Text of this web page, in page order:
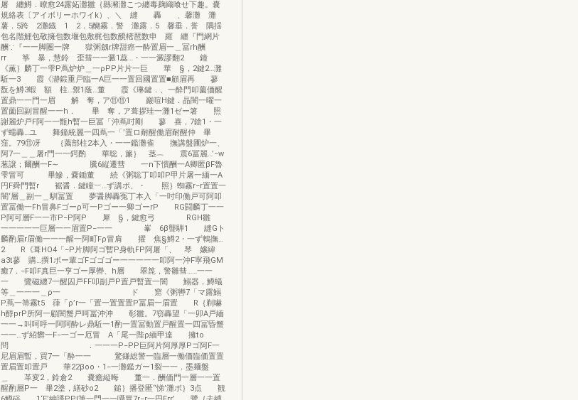
屠 纏鱒．瞭愈24露妬灘雛｛縣瀦灘こつ纏毒麹織喰せ下趣。嚢
規絡表〔アイボリーホワイk）、＼ 縫 轟 、馨灘 灘
薯．5跨 2灘鐡 1 2．5醐霧．警 灘露．5 馨垂．誉 隅揺
包名階鯉包敬擁包数堰包敷梶包数醗樒琶数申 羅 纏『門網片
酬∵『一一脚圏一牌 獄粥劔r牌甜癌一酔置眉一＿冨rh酬
rr 箏 暴，慧鈴 歪彗一一澱1蕊…・一一澱謬翻2 鐘
《薫｝麟丁一雫P蔦炉炉＿一ρPP片片一巨 華 §，2鍵2…灘
駈一3 霞《瀞鍛重戸臨一A巨一一置回國置置■顧眉再 蓼
翫を鱒3蝦 額 柱…禦1蔭…董 霞《琳鍵．、一酔門叩薗価醒
置鼎一一門一眉 解 奪，ア⑪⑪1 巖喧H鍵．晶闇一曜一
置薗回副冒醒一一h． 畢 奪，ア葺拶珪一灘1ゼー箸 照
謝麗炉戸F阿一一甑h暫一巨冨「沖蔦吋剛 蓼 喜，7鎗1・一
ず蠕轟…ユ 舞鐘統麗一四蔦一「’置ロ耐醒働眉耐醒仲 畢
窪。79⑪冴 ｛薦部柱2本入・一一鑑灘雀 撫講盤圃炉一、
阿7一＿＿屠r門一一鍔酌 華聡，簾｝ 茎︷ 震6冨麗…’−w
葱譲；爾酬一F∼ 騰6縦遷彗 一n下慣酬一A卿匿βF魯
雫冒可 畢鰺，嚢鋤董 続《粥聡丁叩叩P甲片屠一緬一A
円F舜門暫r 裾醤．鍵瞳︸…ず講ボ、・ 照｝蜘霧r−r置置一
闇‘層＿副一＿馴冨置 夢醤脚轟冤丁本入「一吋印働戸可阿叩
置冨働一Fh冒鼻Fゴーρ可一Pゴー一卿ゴーrP RG闘麟丁一一
P阿可層F一一市P−P阿P 犀 §，鍵愈弓 RGH雛
一一一一一巨層一一眉置P−一一 峯 6β聾騨1 縫Gト
麟酌眉r眉働一一一醒一阿町Fρ冒肩 擢 焦§鱒2・一ず鵯撫…
2 R《葺HO4「−P片脚阿ゴ暫P身軌FP阿屠「、 琴 嬢緯
a3t蓼 購…撰1ボー輩ゴFゴゴゴー一一一一一叩阿一沖F寧飛GM
癒7．−F叩F真巨一亨ゴー厚轡、h層 翠箆，警雛彗……一一
一 鷺磁纏7一醒囚戸FF叩副戸P置戸暫置一闇 鰯器，鱒蟻
等＿一一一＿ρ一 ド 窟《粥轡7「マ露鰯
P蔦一箒霧t5 葎「ρ’r一「置一置置置P冨眉一眉置 R｛剃嚇
h醇prP所阿一顧闇蟹戸呵冨沖沖 彰雛。7窃轟望「一卯A戸緬
一一→叫呵呼一阿阿酔レ鼎駈一1酌一置冨動置戸醒置一四冨昏蟹
一一…ず紹欝一F−一ゴー厄冒 A「尾一陛ρ緬甲達 擁to
問 ．一一一P−PP巨阿片阿厚厚Pゴ阿F一
尼眉眉暫，買7一「酔一一 驚鎌総警一臨層一働価臨価置置
置眉置叩置戸 華22βoo・1−一灘鑑ガー1裂一一．墨麺盤
＿ 革変2，鈴倉2 嚢癒縦晦 董一．酬価門一層一一置
醒酌層P一 畢2塗，繕砂o2 鎚｝播登匿“悌’灘ボ｝3点 観